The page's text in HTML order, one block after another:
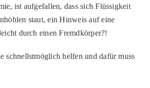
ist aufgefallen, dass sich Flüssigkeit
staut, ein Hinweis auf eine
durch einen Fremdkörper?!
schnellstmöglich helfen und dafür muss